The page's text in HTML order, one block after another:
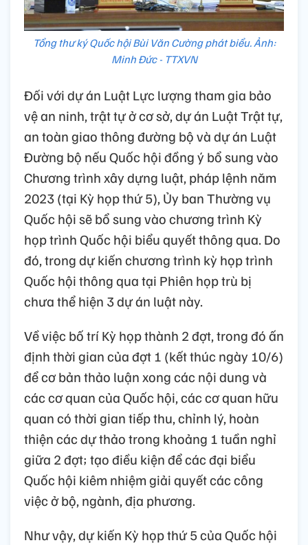
Tổng thư ký Quốc hội Bùi Văn Cường phát biểu. Ảnh:
Minh Đức - TTXVN
Đối với dự án Luật Lực lượng tham gia bảo
vệ an ninh, trật tự ở cơ sở, dự án Luật Trật tự,
an toàn giao thông đường bộ và dự án Luật
Đường bộ nếu Quốc hội đồng ý bổ sung vào
Chương trình xây dựng luật, pháp lệnh năm
2023 (tại Kỳ họp thứ 5), Ủy ban Thường vụ
Quốc hội sẽ bổ sung vào chương trình Kỳ
họp trình Quốc hội biểu quyết thông qua. Do
đó, trong dự kiến chương trình kỳ họp trình
Quốc hội thông qua tại Phiên họp trù bị
chưa thể hiện 3 dự án luật này.
Về việc bố trí Kỳ họp thành 2 đợt, trong đó ấn
định thời gian của đợt 1 (kết thúc ngày 10/6)
để cơ bản thảo luận xong các nội dung và
các cơ quan của Quốc hội, các cơ quan hữu
quan có thời gian tiếp thu, chỉnh lý, hoàn
thiện các dự thảo trong khoảng 1 tuần nghỉ
giữa 2 đợt; tạo điều kiện để các đại biểu
Quốc hội kiêm nhiệm giải quyết các công
việc ở bộ, ngành, địa phương.
Như vậy, dự kiến Kỳ họp thứ 5 của Quốc hội